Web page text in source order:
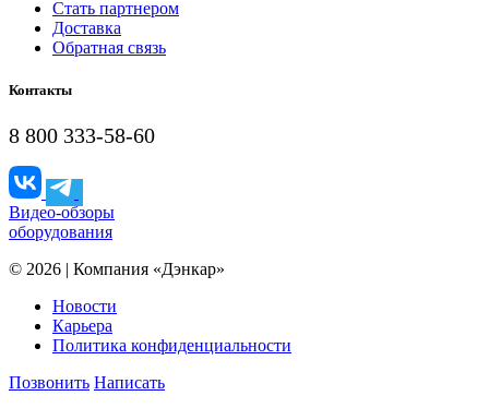
Стать партнером
Доставка
Обратная связь
Контакты
8 800 333-58-60
Видео-обзоры
оборудования
© 2026 | Компания «Дэнкар»
Новости
Карьера
Политика конфиденциальности
Позвонить Написать